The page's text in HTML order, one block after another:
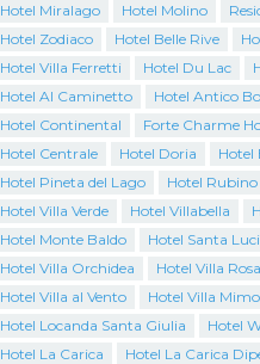
Hotel Miralago
Hotel Molino
Hotel Zodiaco
Hotel Belle Rive
Hotel Villa Ferretti
Hotel Du Lac
Hotel Al Caminetto
Hotel Antico
Hotel Continental
Forte Charme
Hotel Centrale
Hotel Doria Hotel
Hotel Pineta del Lago
Hotel Rubino
Hotel Villa Verde
Hotel Villabella
Hotel Monte Baldo
Hotel Santa
Hotel Villa Orchidea
Hotel Villa Rosa
Hotel Villa al Vento
Hotel Villa
Hotel Locanda Santa Giulia
Hotel
Hotel La Carica
Hotel La Carica